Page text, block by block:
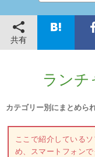
共有
ランチ
カテゴリー別にまとめら
ここで紹介している
め、スマートフォン